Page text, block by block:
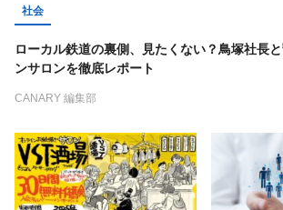
社会
ローカル鉄道の裏側、見たくない？鳥塚社長
ンサロンを徹底レポート
CANARY 編集部